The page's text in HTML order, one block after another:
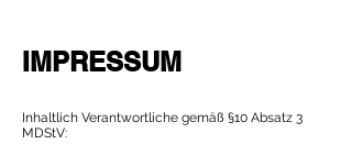
IMPRESSUM
Inhaltlich Verantwortliche gemäß §10 Absatz 3
MDStV: